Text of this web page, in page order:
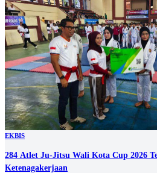
EKBIS
284 Atlet Ju-Jitsu Wali Kota Cup 2026
Ketenagakerjaan